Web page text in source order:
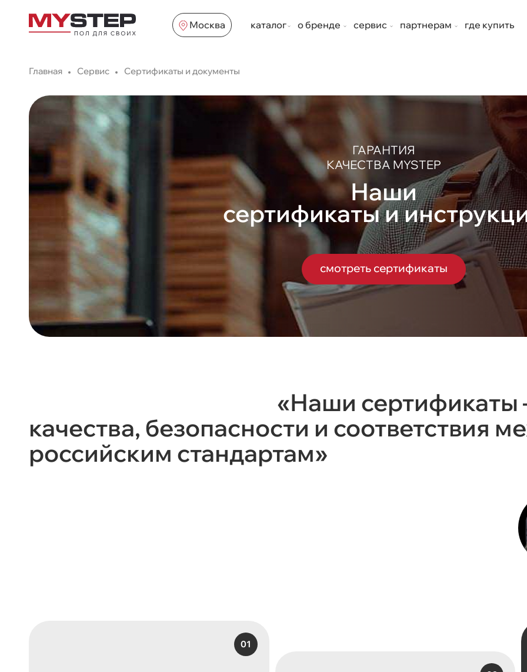
Москва каталог о бренде сервис партнерам где купить
Главная Сервис Сертификаты и документы
ГАРАНТИЯ
КАЧЕСТВА MYSTEP
Наши
сертификаты и
смотреть сертификаты
«Наши сертификаты
качества, безопасности и соответствия
российским стандартам»